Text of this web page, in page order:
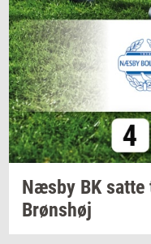
Næsby BK satte
Brøns­høj